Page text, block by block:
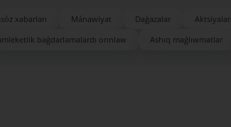
xabarları Mánawiyat Daǵazalar Aktsiyalar
baǵdarlamalardı orınlaw Ashıq maǵlıwmatlar